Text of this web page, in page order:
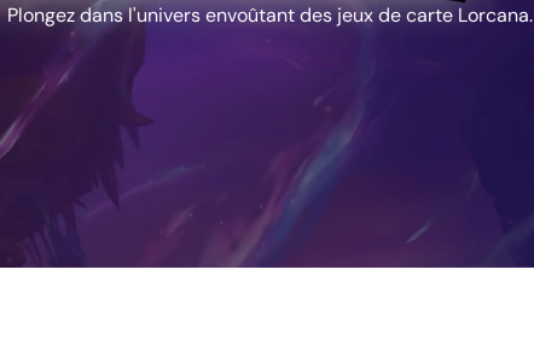
Plongez dans l'univers envoûtant des jeux de carte Lorcana.